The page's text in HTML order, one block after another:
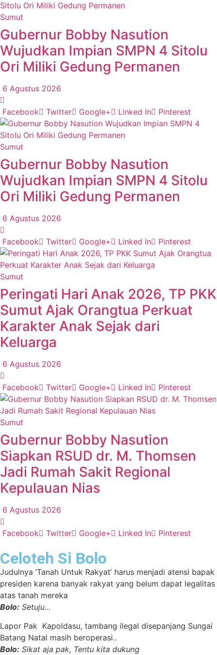
Sumut
Gubernur Bobby Nasution
Wujudkan Impian SMPN 4 Sitolu
Ori Miliki Gedung Permanen
6 Agustus 2026
Facebook Twitter Google+ Linked In Pinterest
Sumut
Gubernur Bobby Nasution
Wujudkan Impian SMPN 4 Sitolu
Ori Miliki Gedung Permanen
6 Agustus 2026
Facebook Twitter Google+ Linked In Pinterest
Sumut
Peringati Hari Anak 2026, TP PKK
Sumut Ajak Orangtua Perkuat
Karakter Anak Sejak dari
Keluarga
6 Agustus 2026
Facebook Twitter Google+ Linked In Pinterest
Sumut
Gubernur Bobby Nasution
Siapkan RSUD dr. M. Thomsen
Jadi Rumah Sakit Regional
Kepulauan Nias
6 Agustus 2026
Facebook Twitter Google+ Linked In Pinterest
Celoteh Si Bolo
Judulnya ‘Tanah Untuk Rakyat’ harus menjadi atensi bapak
presiden karena banyak rakyat yang belum dapat legalitas
atas tanah mereka
Bolo: Setuju…
Lapor Pak Kapoldasu, tambang ilegal disepanjang Sungai
Batang Natal masih beroperasi..
Bolo: Sikat aja pak, Tentu kita dukung